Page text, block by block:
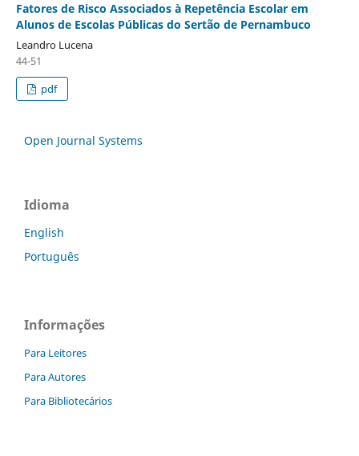
Fatores de Risco Associados à Repetência Escolar em
Alunos de Escolas Públicas do Sertão de Pernambuco
Leandro Lucena
44-51
pdf
Open Journal Systems
Idioma
English
Português
Informações
Para Leitores
Para Autores
Para Bibliotecários